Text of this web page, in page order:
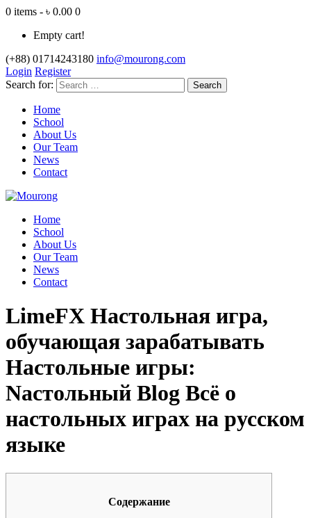
0 items - ৳ 0.00 0
Empty cart!
(+88) 01714243180 info@mourong.com
Login Register
Search for:
Home
School
About Us
Our Team
News
Contact
Home
School
About Us
Our Team
News
Contact
LimeFX Настольная игра,
обучающая зарабатывать
Настольные игры:
Nастольный Blog Всё о
настольных играх на русском
языке
Содержание